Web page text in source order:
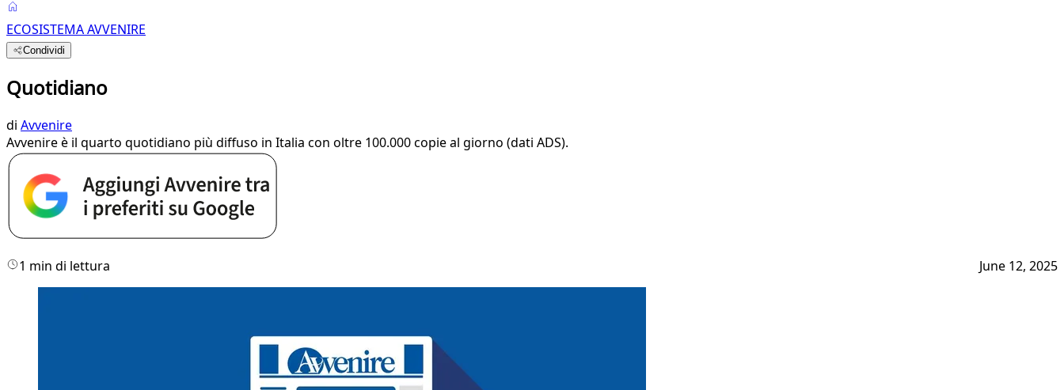
ECOSISTEMA AVVENIRE
Condividi
Quotidiano
di Avvenire
Avvenire è il quarto quotidiano più diffuso in Italia con oltre 100.000 copie al giorno (dati ADS).
1 min di lettura June 12, 2025